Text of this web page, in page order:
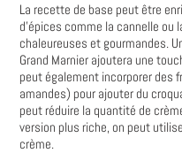
La recette de base peut être
d'épices comme la cannelle ou
chaleureuses et gourmandes.
Grand Marnier ajoutera une
peut également incorporer
amandes) pour ajouter du
peut réduire la quantité de
version plus riche, on peut
crème.